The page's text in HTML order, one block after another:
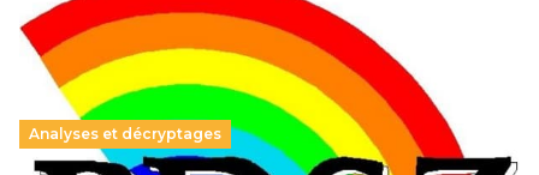
Analyses et décryptages